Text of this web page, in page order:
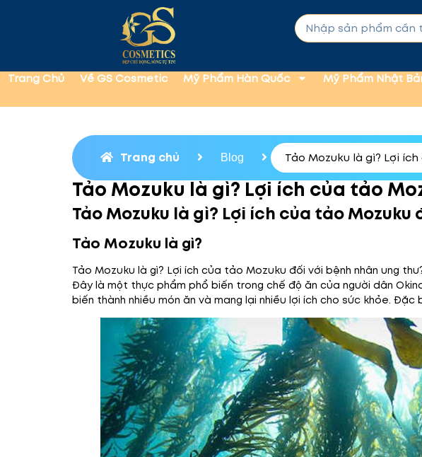
Trang Chủ Về GS Cosmetic Mỹ Phẩm Hàn Quốc Mỹ Phẩm Nhật
Trang chủ Blog Tảo Mozuku là gì? Lợi
Tảo Mozuku là gì? Lợi ích của tảo
Tảo Mozuku là gì? Lợi ích của tảo
Tảo Mozuku là gì?
Tảo Mozuku là gì? Lợi ích của tảo Mozuku đối với bệnh nhân ung
Đây là một thực phẩm phổ biến trong chế độ ăn của người dân
biến thành nhiều món ăn và mang lại nhiều lợi ích cho sức khỏe.